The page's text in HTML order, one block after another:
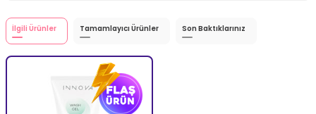
İlgili Ürünler Tamamlayıcı Ürünler Son Baktıklarınız